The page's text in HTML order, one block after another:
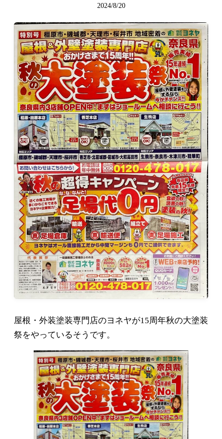
2024/8/20
屋根・外装塗装専門店のヨネヤが15周年秋の大塗装
祭をやっているそうです。